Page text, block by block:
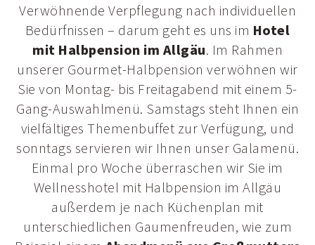
Verwöhnende Verpflegung nach individuellen
Bedürfnissen – darum geht es uns im Hotel
mit Halbpension im Allgäu. Im Rahmen
unserer Gourmet-Halbpension verwöhnen wir
Sie von Montag- bis Freitagabend mit einem 5-
Gang-Auswahlmenü. Samstags steht Ihnen ein
vielfältiges Themenbuffet zur Verfügung, und
sonntags servieren wir Ihnen unser Galamenü.
Einmal pro Woche überraschen wir Sie im
Wellnesshotel mit Halbpension im Allgäu
außerdem je nach Küchenplan mit
unterschiedlichen Gaumenfreuden, wie zum